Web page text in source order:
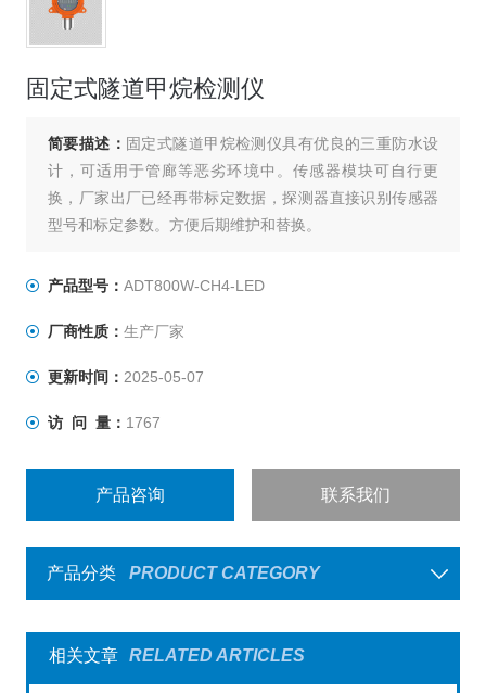
固定式隧道甲烷检测仪
简要描述： 固定式隧道甲烷检测仪具有优良的三重防水设
计，可适用于管廊等恶劣环境中。传感器模块可自行更
换，厂家出厂已经再带标定数据，探测器直接识别传感器
型号和标定参数。方便后期维护和替换。
产品型号： ADT800W-CH4-LED
厂商性质： 生产厂家
更新时间： 2025-05-07
访 问 量： 1767
产品咨询 联系我们
产品分类 PRODUCT CATEGORY
相关文章 RELATED ARTICLES